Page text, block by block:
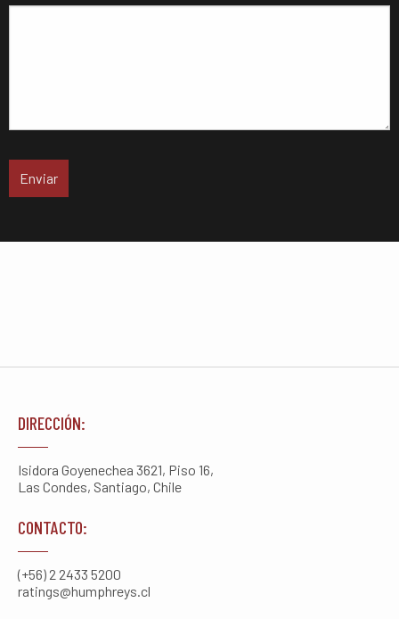
DIRECCIÓN:
Isidora Goyenechea 3621, Piso 16,
Las Condes, Santiago, Chile
CONTACTO:
(+56) 2 2433 5200
ratings@humphreys.cl